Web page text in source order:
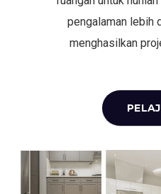
pengalaman lebih
menghasilkan